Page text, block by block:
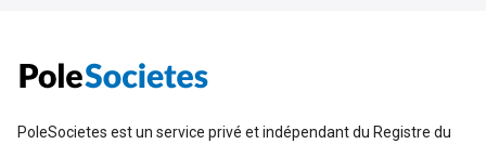
PoleSocietes est un service privé et indépendant du Registre du